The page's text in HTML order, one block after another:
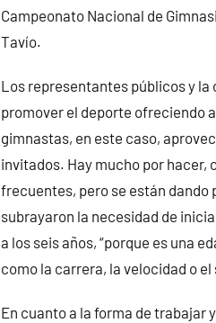
Campeonato Nacional de
Tavío.
Los representantes públicos y
promover el deporte ofreciendo
gimnastas, en este caso,
invitados. Hay mucho por
frecuentes, pero se están
subrayaron la necesidad de
a los seis años, “porque es una
como la carrera, la velocidad o el
En cuanto a la forma de trabajar